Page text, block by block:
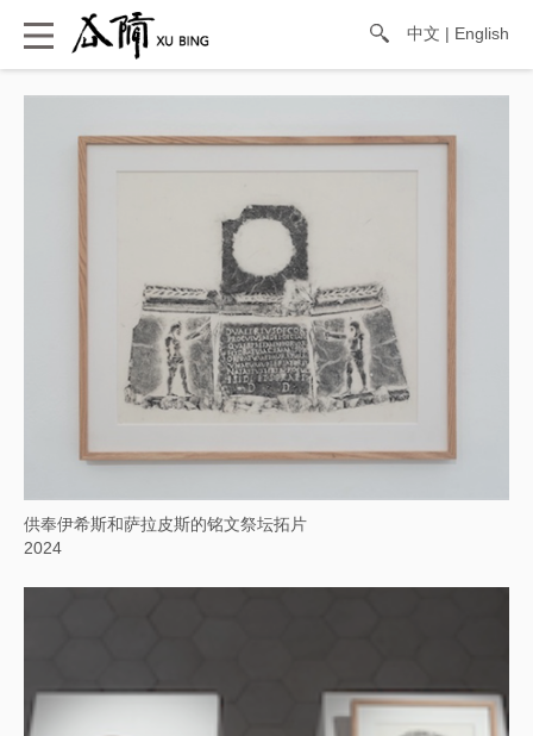
中文 | English
供奉伊希斯和萨拉皮斯的铭文祭坛拓片
2024